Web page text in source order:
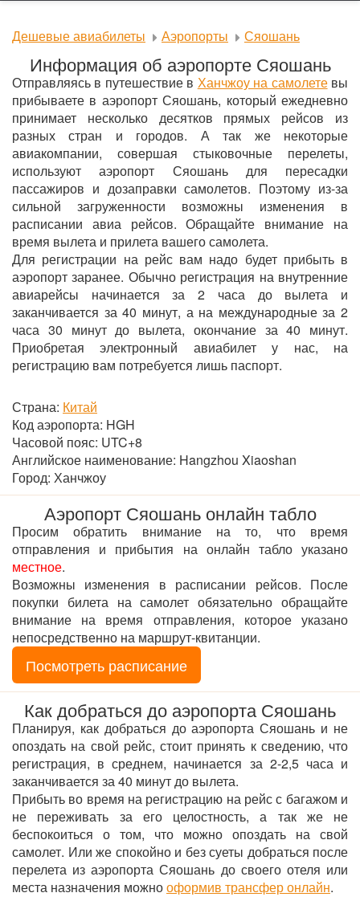
Дешевые авиабилеты Аэропорты Сяошань
Информация об аэропорте Сяошань
Отправляясь в путешествие в Ханчжоу на самолетевы
прибываете в аэропорт Сяошань, который ежедневно
принимает несколько десятков прямых рейсов из
разных стран и городов. А так же некоторые
авиакомпании, совершая стыковочные перелеты,
используют аэропорт Сяошань для пересадки
пассажиров и дозаправки самолетов. Поэтому из-за
сильной загруженности возможны изменения в
расписании авиа рейсов. Обращайте внимание на
время вылета и прилета вашего самолета.
Для регистрации на рейс вам надо будет прибыть в
аэропорт заранее. Обычно регистрация на внутренние
авиарейсы начинается за 2 часа до вылета и
заканчивается за 40 минут, а на международные за 2
часа 30 минут до вылета, окончание за 40 минут.
Приобретая электронный авиабилет у нас, на
регистрацию вам потребуется лишь паспорт.
Страна: Китай
Код аэропорта: HGH
Часовой пояс: UTC+8
Английское наименование: Hangzhou Xiaoshan
Город: Ханчжоу
Аэропорт Сяошань онлайн табло
Просим обратить внимание на то, что время
отправления и прибытия на онлайн табло указано
местное.
Возможны изменения в расписании рейсов. После
покупки билета на самолет обязательно обращайте
внимание на время отправления, которое указано
непосредственно на маршрут-квитанции.
Посмотреть расписание
Как добраться до аэропорта Сяошань
Планируя, как добраться до аэропорта Сяошань и не
опоздать на свой рейс, стоит принять к сведению, что
регистрация, в среднем, начинается за 2-2,5 часа и
заканчивается за 40 минут до вылета.
Прибыть во время на регистрацию на рейс с багажом и
не переживать за его целостность, а так же не
беспокоиться о том, что можно опоздать на свой
самолет. Или же спокойно и без суеты добраться после
перелета из аэропорта Сяошань до своего отеля или
места назначения можнооформив трансфер онлайн.